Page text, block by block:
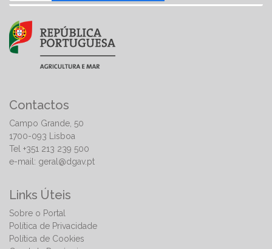
Contactos
Campo Grande, 50
1700-093 Lisboa
Tel +351 213 239 500
e-mail: geral@dgav.pt
Links Úteis
Sobre o Portal
Política de Privacidade
Política de Cookies